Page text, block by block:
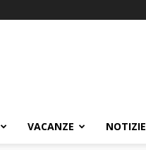
VACANZE NOTIZIE